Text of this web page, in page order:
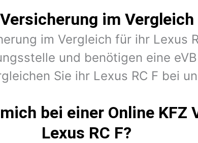
im
im Vergleich für ihr Lexus
und benötigen eine
Sie ihr Lexus RC F bei
bei einer Online KFZ
Lexus RC F?